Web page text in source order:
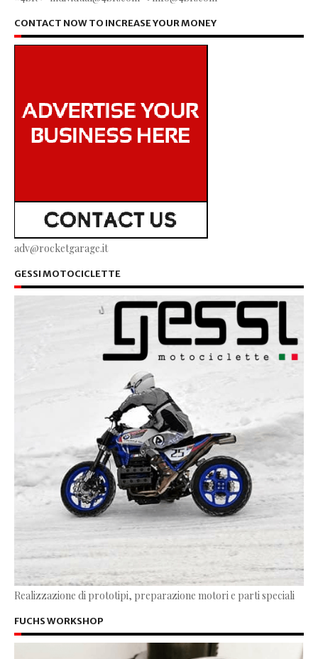
CONTACT NOW TO INCREASE YOUR MONEY
adv@rocketgarage.it
GESSI MOTOCICLETTE
Realizzazione di prototipi, preparazione motori e parti speciali
FUCHS WORKSHOP